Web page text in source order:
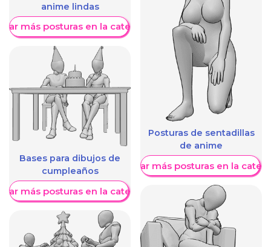
anime lindas
más posturas en la categoría
Bases para dibujos de
cumpleaños
más posturas en la categoría
Posturas de sentadillas
de anime
Mostrar más posturas en la